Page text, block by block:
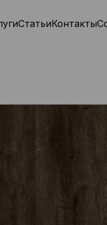
СтатьиКонтакты